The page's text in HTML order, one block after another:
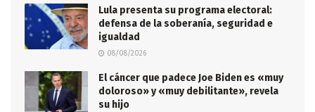
Lula presenta su programa electoral:
defensa de la soberanía, seguridad e
igualdad
08/08/2026
El cáncer que padece Joe Biden es «muy
doloroso» y «muy debilitante», revela
su hijo